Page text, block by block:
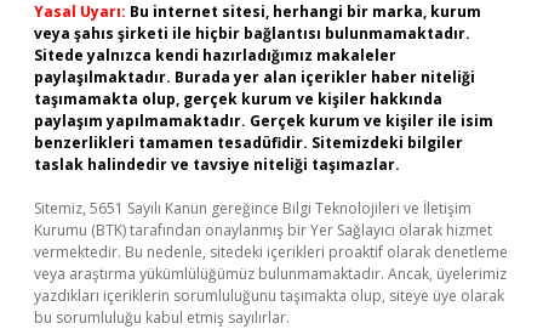
Yasal Uyarı: Bu internet sitesi, herhangi bir marka, kurum
veya şahıs şirketi ile hiçbir bağlantısı bulunmamaktadır.
Sitede yalnızca kendi hazırladığımız makaleler
paylaşılmaktadır. Burada yer alan içerikler haber niteliği
taşımamakta olup, gerçek kurum ve kişiler hakkında
paylaşım yapılmamaktadır. Gerçek kurum ve kişiler ile isim
benzerlikleri tamamen tesadüfidir. Sitemizdeki bilgiler
taslak halindedir ve tavsiye niteliği taşımazlar.
Sitemiz, 5651 Sayılı Kanun gereğince Bilgi Teknolojileri ve İletişim
Kurumu (BTK) tarafından onaylanmış bir Yer Sağlayıcı olarak hizmet
vermektedir. Bu nedenle, sitedeki içerikleri proaktif olarak denetleme
veya araştırma yükümlülüğümüz bulunmamaktadır. Ancak, üyelerimiz
yazdıkları içeriklerin sorumluluğunu taşımakta olup, siteye üye olarak
bu sorumluluğu kabul etmiş sayılırlar.